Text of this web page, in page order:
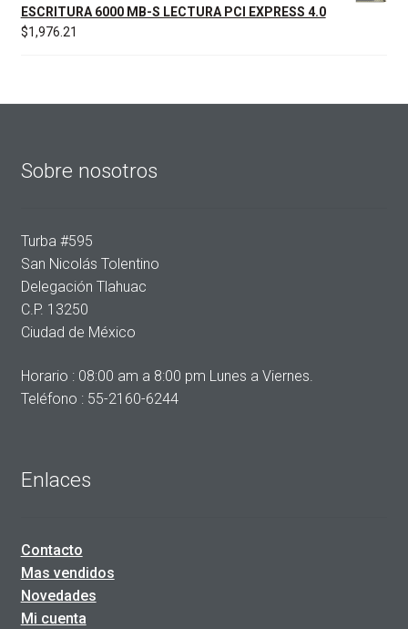
ESCRITURA 6000 MB-S LECTURA PCI EXPRESS 4.0
$1,976.21
Sobre nosotros
Turba #595
San Nicolás Tolentino
Delegación Tlahuac
C.P. 13250
Ciudad de México
Horario : 08:00 am a 8:00 pm Lunes a Viernes.
Teléfono : 55-2160-6244
Enlaces
Contacto
Mas vendidos
Novedades
Mi cuenta